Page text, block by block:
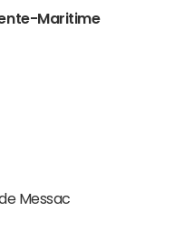
Maritime
Messac